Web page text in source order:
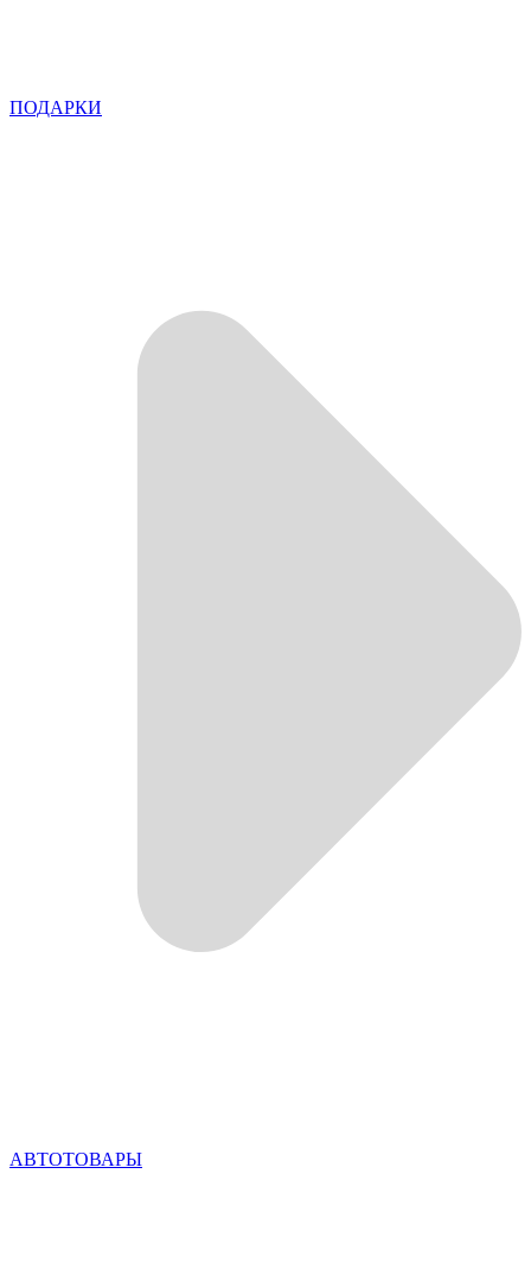
ПОДАРКИ
АВТОТОВАРЫ